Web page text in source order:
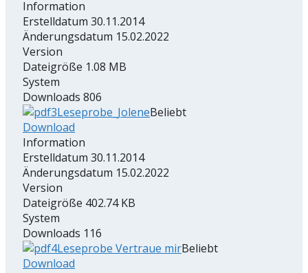
Information
Erstelldatum 30.11.2014
Änderungsdatum 15.02.2022
Version
Dateigröße 1.08 MB
System
Downloads 806
Leseprobe_JoleneBeliebt
Download
Information
Erstelldatum 30.11.2014
Änderungsdatum 15.02.2022
Version
Dateigröße 402.74 KB
System
Downloads 116
Leseprobe Vertraue mirBeliebt
Download